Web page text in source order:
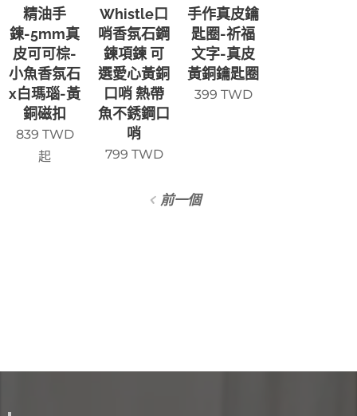
精油手
鍊-5mm真
皮可可棕-
小魚香氛石
x白瑪瑙-黃
銅磁扣
839 TWD
起
Whistle口
哨香氛石鋼
鍊項鍊 可
選愛心黃銅
口哨 熱帶
魚不銹鋼口
哨
799 TWD
手作真皮鑰
匙圈-祈福
文字-真皮
黃銅鑰匙圈
399 TWD
前一個